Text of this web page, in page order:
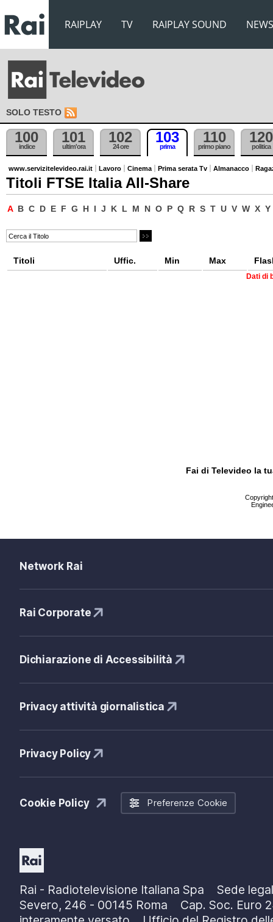
RAIPLAY TV RAIPLAY SOUND NEWS
SOLO TESTO
100
indice
101
ultim'ora
102
24 ore
103
prima
110
primo piano
120
politica
www.servizitelevideo.rai.it Lavoro Cinema Prima serata Tv Almanacco
Titoli FTSE Italia All-Share
A B C D E F G H I J K L M N O P Q R S T U V W X Y
Titoli Uffic. Min Max
Dati di
Fai di Televideo la